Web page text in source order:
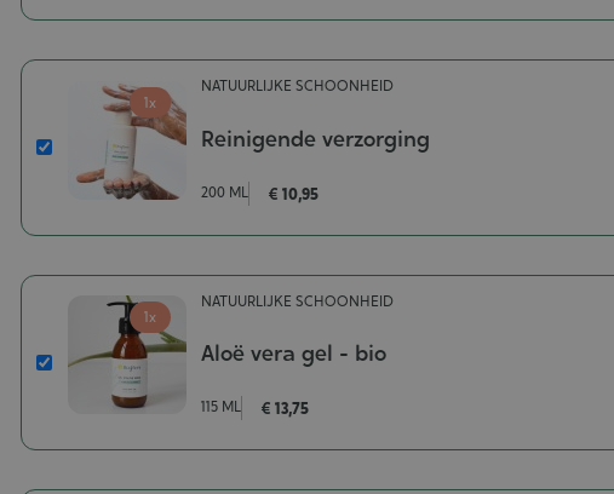
30
Reinigende
verzorging
1x
NATUURLIJKE SCHOONHEID
Reinigende verzorging
200 ML € 10,95
Aloë
1x
NATUURLIJKE SCHOONHEID
Aloë vera gel - bio
115 ML € 13,75